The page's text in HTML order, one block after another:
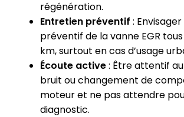
régénération.
Entretien préventif :
préventif de la vanne EGR
km, surtout en cas d’usage
Écoute active: Être attentif
bruit ou changement de
moteur et ne pas attendre
diagnostic.